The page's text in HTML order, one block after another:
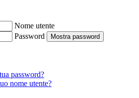
Nome utente
Password
Mostra password
password?
nome utente?